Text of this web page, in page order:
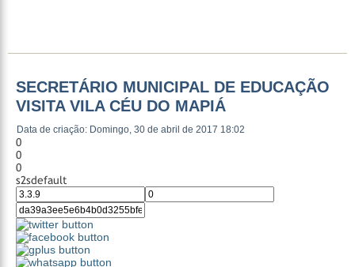
SECRETÁRIO MUNICIPAL DE EDUCAÇÃO
VISITA VILA CÉU DO MAPIÁ
Data de criação: Domingo, 30 de abril de 2017 18:02
0
0
0
s2sdefault